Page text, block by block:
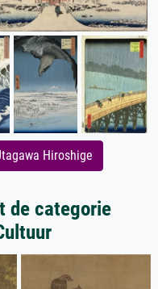
Hiroshige
de categorie